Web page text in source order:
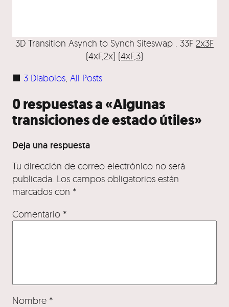
3D Transition Asynch to Synch Siteswap . 33F 2x3F
(4xF,2x) (4xF,3)
■ 3 Diabolos All Posts
0 respuestas a «Algunas
transiciones de estado útiles»
Deja una respuesta
Tu dirección de correo electrónico no será
publicada. Los campos obligatorios están
marcados con *
Comentario *
Nombre *